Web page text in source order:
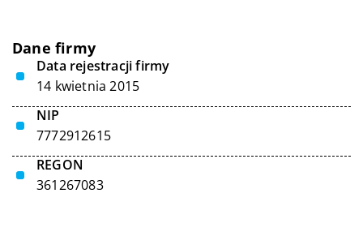
Dane firmy
Data rejestracji firmy
14 kwietnia 2015
NIP
7772912615
REGON
361267083